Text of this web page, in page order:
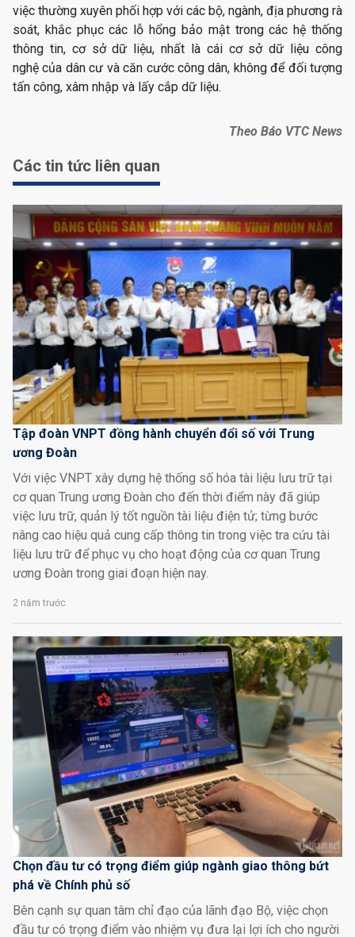
việc thường xuyên phối hợp với các bộ, ngành, địa phương rà
soát, khắc phục các lỗ hổng bảo mật trong các hệ thống
thông tin, cơ sở dữ liệu, nhất là cái cơ sở dữ liệu công
nghệ của dân cư và căn cước công dân, không để đối tượng
tấn công, xâm nhập và lấy cắp dữ liệu.
Theo Báo VTC News
Các tin tức liên quan
Tập đoàn VNPT đồng hành chuyển đổi số với Trung
ương Đoàn
Với việc VNPT xây dựng hệ thống số hóa tài liệu lưu trữ tại
cơ quan Trung ương Đoàn cho đến thời điểm này đã giúp
việc lưu trữ, quản lý tốt nguồn tài liệu điện tử; từng bước
nâng cao hiệu quả cung cấp thông tin trong việc tra cứu tài
liệu lưu trữ để phục vụ cho hoạt động của cơ quan Trung
ương Đoàn trong giai đoạn hiện nay.
2 năm trước
Chọn đầu tư có trọng điểm giúp ngành giao thông bứt
phá về Chính phủ số
Bên cạnh sự quan tâm chỉ đạo của lãnh đạo Bộ, việc chọn
đầu tư có trọng điểm vào nhiệm vụ đưa lại lợi ích cho người